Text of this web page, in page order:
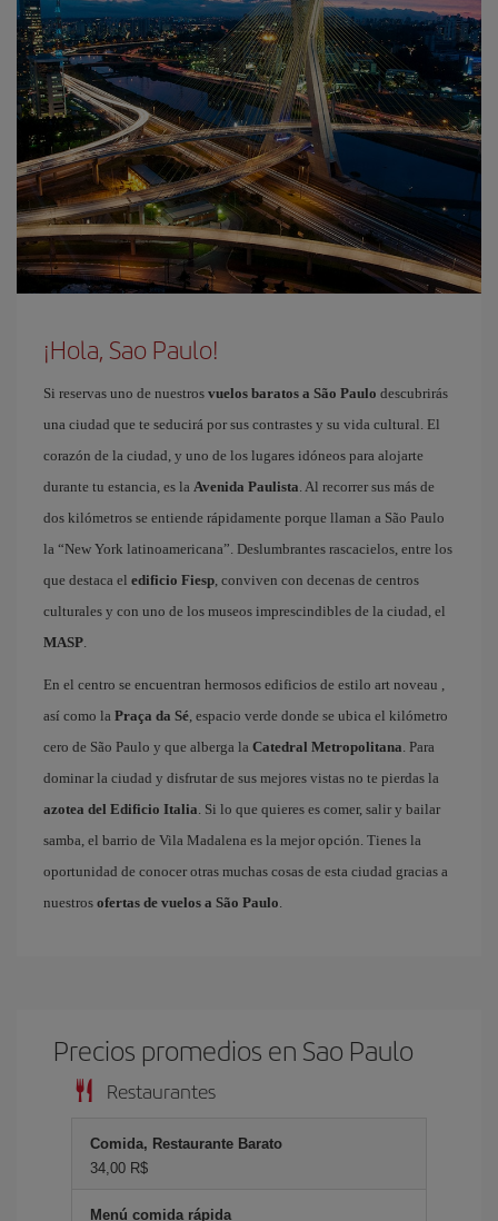
¡Hola, Sao Paulo!
Si reservas uno de nuestros vuelos baratos a São Paulo descubrirás
una ciudad que te seducirá por sus contrastes y su vida cultural. El
corazón de la ciudad, y uno de los lugares idóneos para alojarte
durante tu estancia, es la Avenida Paulista. Al recorrer sus más de
dos kilómetros se entiende rápidamente porque llaman a São Paulo
la “New York latinoamericana”. Deslumbrantes rascacielos, entre los
que destaca el edificio Fiesp, conviven con decenas de centros
culturales y con uno de los museos imprescindibles de la ciudad, el
MASP.
En el centro se encuentran hermosos edificios de estilo art noveau ,
así como la Praça da Sé, espacio verde donde se ubica el kilómetro
cero de São Paulo y que alberga la Catedral Metropolitana. Para
dominar la ciudad y disfrutar de sus mejores vistas no te pierdas la
azotea del Edificio Italia. Si lo que quieres es comer, salir y bailar
samba, el barrio de Vila Madalena es la mejor opción. Tienes la
oportunidad de conocer otras muchas cosas de esta ciudad gracias a
nuestros ofertas de vuelos a São Paulo.
Precios promedios en Sao Paulo
Restaurantes
Comida, Restaurante Barato
34,00 R$
Menú comida rápida